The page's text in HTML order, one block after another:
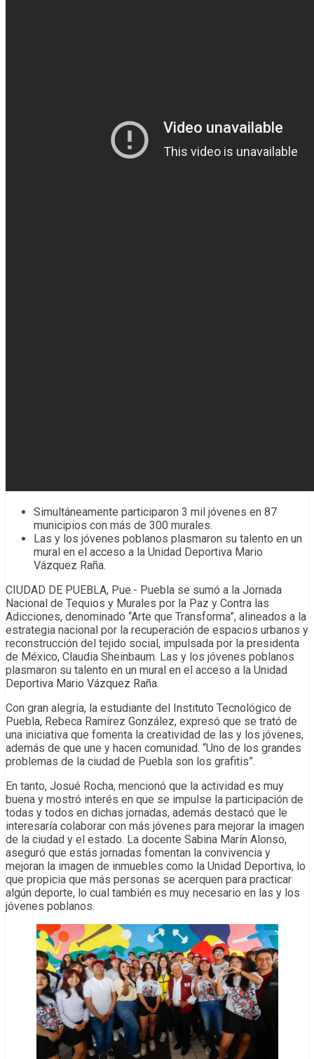
Simultáneamente participaron 3 mil jóvenes en 87
municipios con más de 300 murales.
Las y los jóvenes poblanos plasmaron su talento en un
mural en el acceso a la Unidad Deportiva Mario
Vázquez Raña.
CIUDAD DE PUEBLA, Pue.- Puebla se sumó a la Jornada
Nacional de Tequios y Murales por la Paz y Contra las
Adicciones, denominado “Arte que Transforma”, alineados a la
estrategia nacional por la recuperación de espacios urbanos y
reconstrucción del tejido social, impulsada por la presidenta
de México, Claudia Sheinbaum. Las y los jóvenes poblanos
plasmaron su talento en un mural en el acceso a la Unidad
Deportiva Mario Vázquez Raña.
Con gran alegría, la estudiante del Instituto Tecnológico de
Puebla, Rebeca Ramírez González, expresó que se trató de
una iniciativa que fomenta la creatividad de las y los jóvenes,
además de que une y hacen comunidad. “Uno de los grandes
problemas de la ciudad de Puebla son los grafitis”.
En tanto, Josué Rocha, mencionó que la actividad es muy
buena y mostró interés en que se impulse la participación de
todas y todos en dichas jornadas, además destacó que le
interesaría colaborar con más jóvenes para mejorar la imagen
de la ciudad y el estado. La docente Sabina Marín Alonso,
aseguró que estás jornadas fomentan la convivencia y
mejoran la imagen de inmuebles como la Unidad Deportiva, lo
que propicia que más personas se acerquen para practicar
algún deporte, lo cual también es muy necesario en las y los
jóvenes poblanos.